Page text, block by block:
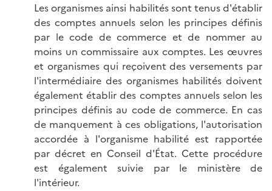
Les organismes ainsi habilités sont tenus d'établir
des comptes annuels selon les principes définis
par le code de commerce et de nommer au
moins un commissaire aux comptes. Les œuvres
et organismes qui reçoivent des versements par
l'intermédiaire des organismes habilités doivent
également établir des comptes annuels selon les
principes définis au code de commerce. En cas
de manquement à ces obligations, l'autorisation
accordée à l'organisme habilité est rapportée
par décret en Conseil d'État. Cette procédure
est également suivie par le ministère de
l'intérieur.